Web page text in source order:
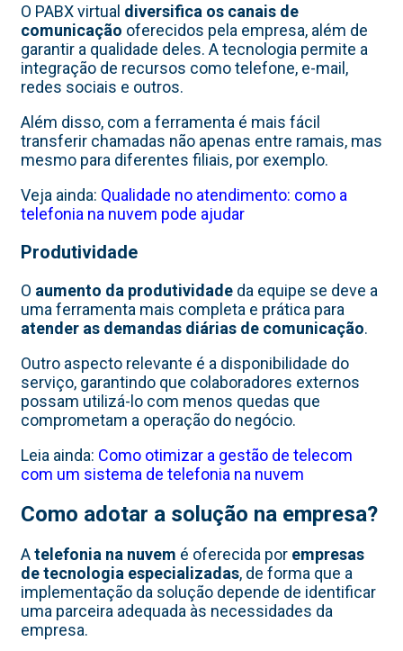
O PABX virtual diversifica os canais de
comunicação oferecidos pela empresa, além de
garantir a qualidade deles. A tecnologia permite a
integração de recursos como telefone, e-mail,
redes sociais e outros.
Além disso, com a ferramenta é mais fácil
transferir chamadas não apenas entre ramais, mas
mesmo para diferentes filiais, por exemplo.
Veja ainda: Qualidade no atendimento: como a
telefonia na nuvem pode ajudar
Produtividade
O aumento da produtividade da equipe se deve a
uma ferramenta mais completa e prática para
atender as demandas diárias de comunicação.
Outro aspecto relevante é a disponibilidade do
serviço, garantindo que colaboradores externos
possam utilizá-lo com menos quedas que
comprometam a operação do negócio.
Leia ainda: Como otimizar a gestão de telecom
com um sistema de telefonia na nuvem
Como adotar a solução na empresa?
Atelefonia na nuvem é oferecida por empresas
de tecnologia especializadas, de forma que a
implementação da solução depende de identificar
uma parceira adequada às necessidades da
empresa.